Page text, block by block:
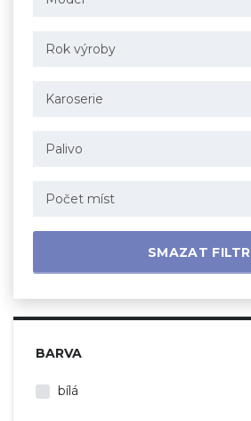
Rok výroby
Karoserie
Palivo
Počet míst
SMAZAT FILTR
BARVA
bílá